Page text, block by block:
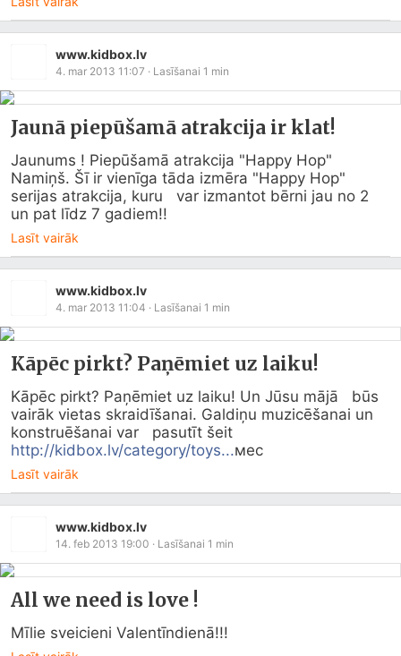
www.kidbox.lv
4. mar 2013 11:07 · Lasīšanai 1 min
Jaunā piepūšamā atrakcija ir klat!
Jaunums ! Piepūšamā atrakcija "Happy Hop"
Namiņš. Šī ir vienīga tāda izmēra "Happy Hop"
serijas atrakcija, kuru   var izmantot bērni jau no 2
un pat līdz 7 gadiem!!
Lasīt vairāk
www.kidbox.lv
4. mar 2013 11:04 · Lasīšanai 1 min
Kāpēc pirkt? Paņēmiet uz laiku!
Kāpēc pirkt? Paņēmiet uz laiku! Un Jūsu mājā   būs
vairāk vietas skraidīšanai. Galdiņu muzicēšanai un
http://kidbox.lv/category/toys...мес
Lasīt vairāk
www.kidbox.lv
14. feb 2013 19:00 · Lasīšanai 1 min
All we need is love !
Mīlie sveicieni Valentīndienā!!!